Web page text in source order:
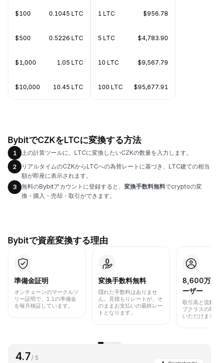
$100 0.1045 LTC
$500 0.5226 LTC
$1,000 1.05 LTC
$10,000 10.45 LTC
1 LTC $956.78
5 LTC $4,783.90
10 LTC $9,567.79
100 LTC $95,677.91
BybitでCZKをLTCに変換する方法
1
上の計算ツールに、LTCに変換したいCZKの数量を入力します。
2
リアルタイムのCZKからLTCへの為替レートに基づき、LTC建ての相当
額が即座に表示されます。
3
無料のBybitアカウントに登録すると、 変換手数料無料でcryptoの変
換・購入・売却・取引ができます。
Bybitで資産変換する理由
準備金証明
オンチェーンのマークルツ
リー証明で、1:1の準備金
を毎月検証しています。
変換手数料無料
隠れた手数料はありませ
ん。見積もりレートが、そ
のままお支払いの最終レー
トとなります。
8,600万人
ーザー
取引高と流動
プクラスの取
いただけます
4.7/ 5